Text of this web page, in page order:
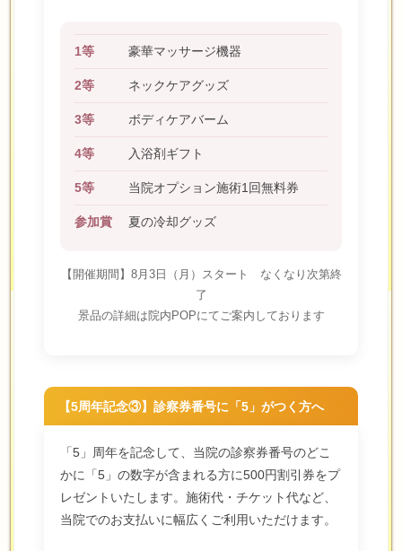
1等 豪華マッサージ機器
2等 ネックケアグッズ
3等 ボディケアバーム
4等 入浴剤ギフト
5等 当院オプション施術1回無料券
参加賞 夏の冷却グッズ
【開催期間】8月3日（月）スタート なくなり次第終
了
景品の詳細は院内POPにてご案内しております
【5周年記念③】診察券番号に「5」がつく方へ
「5」周年を記念して、当院の診察券番号のどこ
かに「5」の数字が含まれる方に500円割引券をプ
レゼントいたします。施術代・チケット代など、
当院でのお支払いに幅広くご利用いただけます。